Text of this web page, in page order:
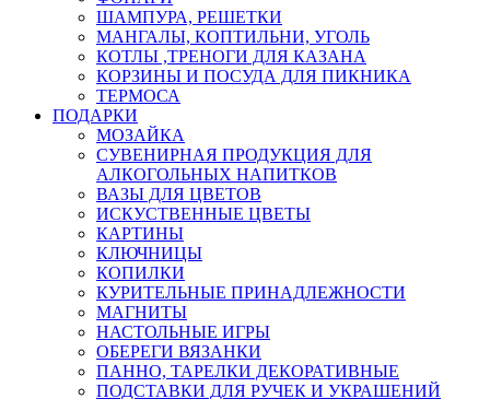
ШАМПУРА, РЕШЕТКИ
МАНГАЛЫ, КОПТИЛЬНИ, УГОЛЬ
КОТЛЫ ,ТРЕНОГИ ДЛЯ КАЗАНА
КОРЗИНЫ И ПОСУДА ДЛЯ ПИКНИКА
ТЕРМОСА
ПОДАРКИ
МОЗАЙКА
СУВЕНИРНАЯ ПРОДУКЦИЯ ДЛЯ
АЛКОГОЛЬНЫХ НАПИТКОВ
ВАЗЫ ДЛЯ ЦВЕТОВ
ИСКУСТВЕННЫЕ ЦВЕТЫ
КАРТИНЫ
КЛЮЧНИЦЫ
КОПИЛКИ
КУРИТЕЛЬНЫЕ ПРИНАДЛЕЖНОСТИ
МАГНИТЫ
НАСТОЛЬНЫЕ ИГРЫ
ОБЕРЕГИ ВЯЗАНКИ
ПАННО, ТАРЕЛКИ ДЕКОРАТИВНЫЕ
ПОДСТАВКИ ДЛЯ РУЧЕК И УКРАШЕНИЙ